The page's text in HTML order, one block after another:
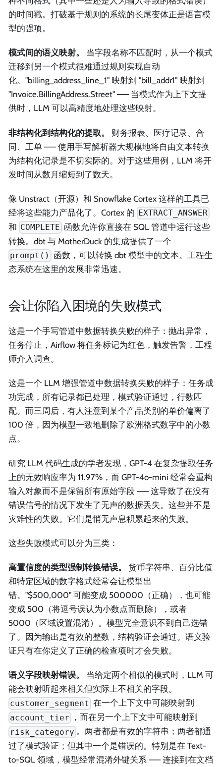
的时间戳。打破基于规则的系统的长尾变体正是语言模
型的强项。
模式间的语义映射。
当字段名称不匹配时，从一个模式
迁移到另一个模式很难通过规则实现自动
化。"billing_address_line_1" 映射到 "bill_addr1" 映射到
"Invoice.BillingAddress.Street" —— 当模式作为上下文提
供时，LLM 可以高精度地处理这些映射。
非结构化到结构化的提取。
财务报表、医疗记录、合
同、工单 —— 使用手写解析器大规模地将自由文本转换
为结构化记录是不切实际的。对于这些用例，LLM 将开
发时间从数月缩短到了数天。
像 Unstract（开源）和 Snowflake Cortex 这样的工具已
经将这些能力产品化了。Cortex 的 EXTRACT_ANSWER
和 COMPLETE 函数允许你直接在 SQL 管道中运行这些
转换。dbt 与 MotherDuck 的集成提供了一个
prompt()
函数，可以转换 dbt 模型中的文本。工程生
态系统在这里的发展非常迅速。
会让你陷入困境的失败模式
这是一个手写管道中数据转换失败的样子：抛出异常，
任务停止，Airflow 将任务标记为红色，触发告警，工程
师介入调查。
这是一个 LLM 增强管道中数据转换失败的样子：任务成
功完成，所有记录都已处理，模式验证通过，行数匹
配。而三周后，有人注意到某个产品类别的单价偏离了
100 倍，因为模型一致地删除了欧洲格式数字中的小数
点。
研究 LLM 代码生成的学者发现，GPT-4 在复杂提取任务
上的无效响应率为 11.97%，而 GPT-4o-mini 经常会重构
输入对象而不是保留所有原始字段 —— 这导致了在没有
错误信号的情况下发生了无声的数据丢失。这些并不是
灾难性的失败。它们是悄无声息积累起来的失败。
这些失败模式可以分为三类：
高置信度的类型强制转换错误。
货币字符串、百分比值
和特定区域的数字格式经常会让模型出
错。"$500,000" 可能变成 500000（正确），也可能
变成 500（将逗号误认为小数点而删除），或者
5000（区域设置混淆）。模型完全意识不到自己选错
了。因为输出是有效的整数，结构验证会通过。语义验
证只有在你定义了正确的检查项时才会失败。
语义字段映射错误。
当给定两个相似的模式时，LLM 可
能会映射听起来相关但实际上不相关的字段。
customer_segment 在一个上下文中可能映射到
account_tier ，而在另一个上下文中可能映射到
risk_category 。两者都是有效的字符串；两者都通
过了模式验证；但其中一个是错误的。特别是在 Text-
to-SQL 领域，模型经常混淆外键关系 —— 连接到在文档